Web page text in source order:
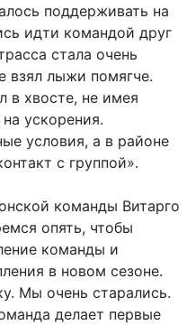
поддерживать на
идти командой друг
стала очень
взял лыжи помягче.
в хвосте, не имея
ускорения.
условия, а в районе
с группой».
команды Витарго
опять, чтобы
команды и
в новом сезоне.
Мы очень старались.
делает первые